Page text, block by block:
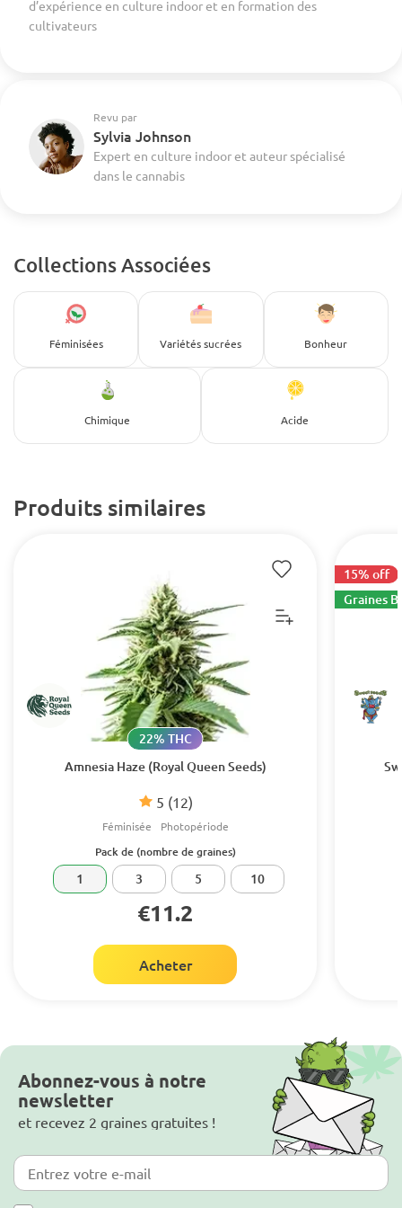
d’expérience en culture indoor et en formation des
cultivateurs
Revu par
Sylvia Johnson
Expert en culture indoor et auteur spécialisé
dans le cannabis
Collections Associées
Féminisées Variétés sucrées Bonheur
Chimique Acide
Produits similaires
Amnesia Haze (Royal Queen Seeds)
5 (12)
22% THC
Féminisée Photopériode
Pack de (nombre de graines)
1 3 5 10
€11.2
Acheter
15% off
Graines
Abonnez-vous à notre
newsletter
et recevez 2 graines gratuites !